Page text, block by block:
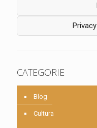
CATEGORIE
Blog
Cultura